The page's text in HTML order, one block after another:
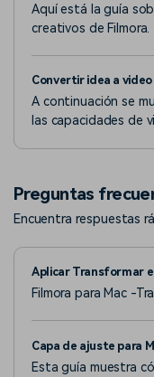
Aquí está la guía
creativos de Filmora.
Convertir idea a
A continuación se
las capacidades de
Preguntas
Encuentra respuestas
Aplicar Transformar
Filmora para Mac -
Capa de ajuste para
Esta guía muestra